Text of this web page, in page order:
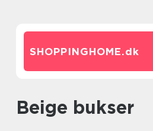
SHOPPINGHOME.dk
beige bukser